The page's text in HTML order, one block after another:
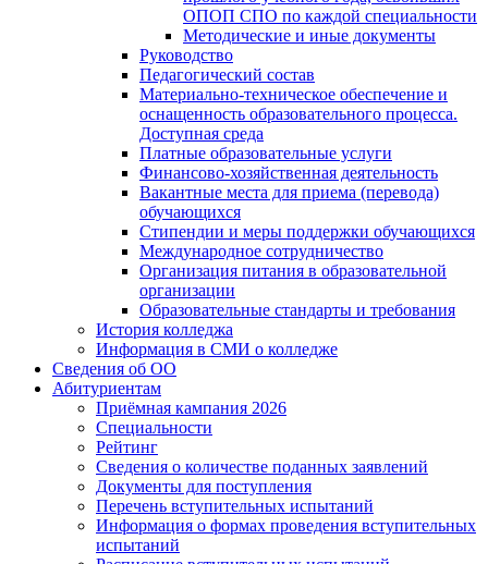
ОПОП СПО по каждой специальности
Методические и иные документы
Руководство
Педагогический состав
Материально-техническое обеспечение и
оснащенность образовательного процесса.
Доступная среда
Платные образовательные услуги
Финансово-хозяйственная деятельность
Вакантные места для приема (перевода)
обучающихся
Стипендии и меры поддержки обучающихся
Международное сотрудничество
Организация питания в образовательной
организации
Образовательные стандарты и требования
История колледжа
Информация в СМИ о колледже
Сведения об ОО
Абитуриентам
Приёмная кампания 2026
Специальности
Рейтинг
Сведения о количестве поданных заявлений
Документы для поступления
Перечень вступительных испытаний
Информация о формах проведения вступительных
испытаний